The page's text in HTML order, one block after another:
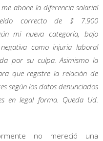
abone la diferencia salarial
correcto de $ 7.900
mi nueva categoría, bajo
como injuria laboral
por su culpa. Asimismo la
que registre la relación de
según los datos denunciados
en legal forma. Queda Ud.
no mereció una